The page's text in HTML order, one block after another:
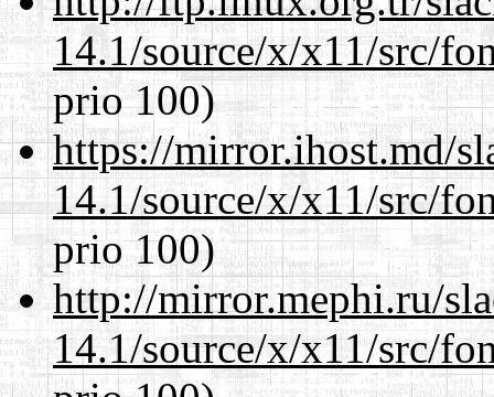
14.1/source/x/x11/src/
prio 100)
https://mirror.ihost.md/
14.1/source/x/x11/src/
prio 100)
http://mirror.mephi.ru/
14.1/source/x/x11/src/